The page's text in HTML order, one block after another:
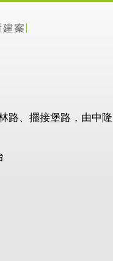
路、擺接堡路，由中隆